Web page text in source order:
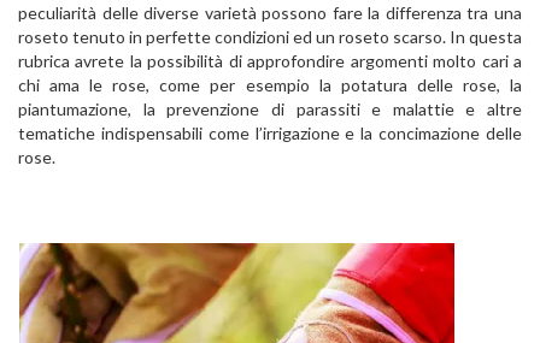
peculiarità delle diverse varietà possono fare la differenza tra una
roseto tenuto in perfette condizioni ed un roseto scarso. In questa
rubrica avrete la possibilità di approfondire argomenti molto cari a
chi ama le rose, come per esempio la potatura delle rose, la
piantumazione, la prevenzione di parassiti e malattie e altre
tematiche indispensabili come l’irrigazione e la concimazione delle
rose.